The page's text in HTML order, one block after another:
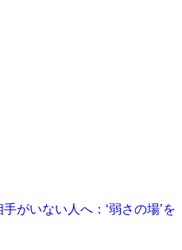
がいない人へ：‘弱さの場’を